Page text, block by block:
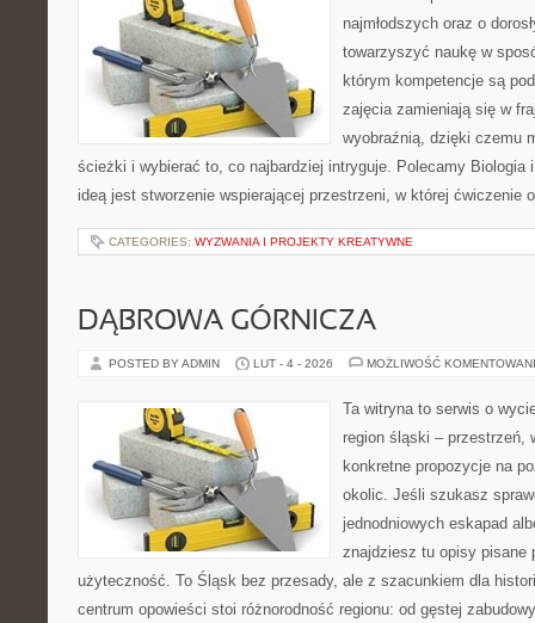
najmłodszych oraz o
towarzyszyć naukę w
którym kompetencje są
zajęcia zamieniają się w
wyobraźnią, dzięki czemu
ścieżki i wybierać to, co najbardziej intryguje. Polecamy Biologia
ideą jest stworzenie wspierającej przestrzeni, w której
CATEGORIES: WYZWANIA I PROJEKTY KREATYWNE
DĄBROWA GÓRNICZA
POSTED BY ADMIN LUT - 4 - 2026 MOŻLIWOŚĆ
Ta witryna to serwis o
region śląski – przestrzeń,
konkretne propozycje na
okolic. Jeśli szukasz
jednodniowych eskapad
znajdziesz tu opisy pisane
użyteczność. To Śląsk bez przesady, ale z szacunkiem dla
centrum opowieści stoi różnorodność regionu: od gęstej